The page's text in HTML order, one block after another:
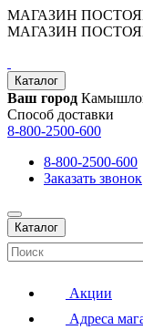
МАГАЗИН
МАГАЗИН
Каталог
Ваш город
Способ доставки
8-800-2500-600
8-800-2500-600
Заказать звонок
Каталог
Акции
Адреса